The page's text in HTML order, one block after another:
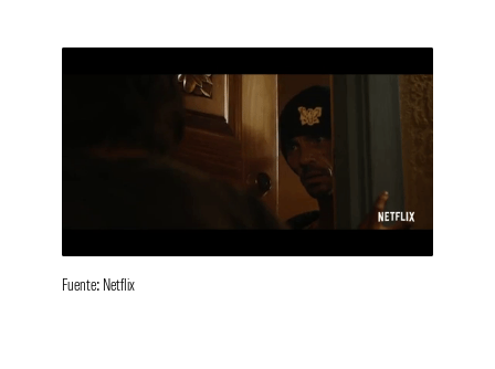
Fuente: Netflix